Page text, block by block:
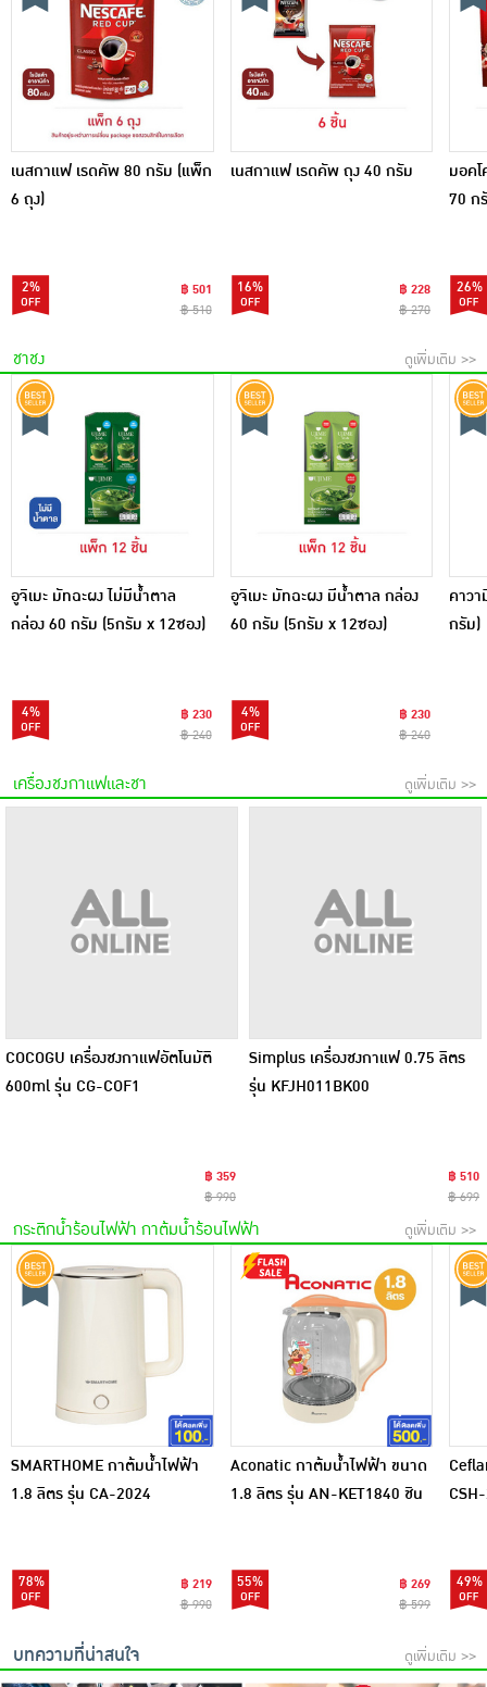
เนสกาแฟ เรดคัพ 80 กรัม (แพ็ก
6 ถุง)
2%
฿ 501
฿ 510
เนสกาแฟ เรดคัพ ถุง 40 กรัม
16%
฿ 228
฿ 270
มอค
70 ก
26%
ชาชง ดูเพิ่มเติม >>
อูจิเมะ มัทฉะผง ไม่มีน้ำตาล
กล่อง 60 กรัม (5กรัม x 12ซอง)
4%
฿ 230
฿ 240
อูจิเมะ มัทฉะผง มีน้ำตาล กล่อง
60 กรัม (5กรัม x 12ซอง)
4%
฿ 230
฿ 240
คาว
กรัม)
เครื่องชงกาแฟและชา ดูเพิ่มเติม >>
COCOGU เครื่องชงกาแฟอัตโนมัติ
600ml รุ่น CG-COF1
฿ 359
฿ 990
Simplus เครื่องชงกาแฟ 0.75 ลิตร
รุ่น KFJH011BK00
฿ 510
฿ 699
กระติกน้ำร้อนไฟฟ้า กาต้มน้ำร้อนไฟฟ้า ดูเพิ่มเติม >>
SMARTHOME กาต้มน้ำไฟฟ้า
1.8 ลิตร รุ่น CA-2024
78%
฿ 219
฿ 990
Aconatic กาต้มน้ำไฟฟ้า ขนาด
1.8 ลิตร รุ่น AN-KET1840 ชิน
55%
฿ 269
฿ 599
49%
บทความที่น่าสนใจ ดูเพิ่มเติม >>